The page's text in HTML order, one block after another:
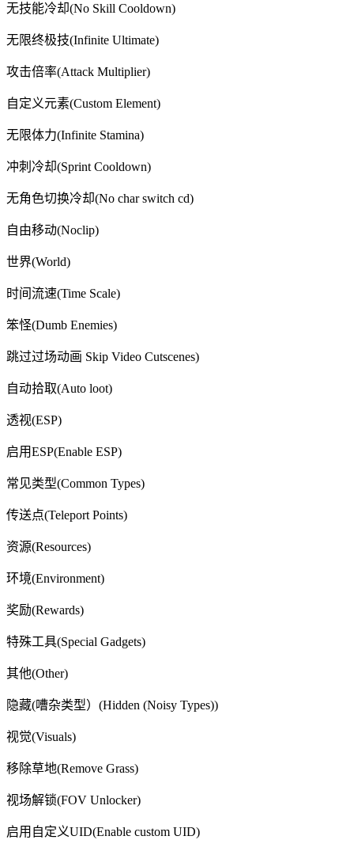
无技能冷却(No Skill Cooldown)
无限终极技(Infinite Ultimate)
攻击倍率(Attack Multiplier)
自定义元素(Custom Element)
无限体力(Infinite Stamina)
冲刺冷却(Sprint Cooldown)
无角色切换冷却(No char switch cd)
自由移动(Noclip)
世界(World)
时间流速(Time Scale)
笨怪(Dumb Enemies)
跳过过场动画 Skip Video Cutscenes)
自动拾取(Auto loot)
透视(ESP)
启用ESP(Enable ESP)
常见类型(Common Types)
传送点(Teleport Points)
资源(Resources)
环境(Environment)
奖励(Rewards)
特殊工具(Special Gadgets)
其他(Other)
隐藏(嘈杂类型）(Hidden (Noisy Types))
视觉(Visuals)
移除草地(Remove Grass)
视场解锁(FOV Unlocker)
启用自定义UID(Enable custom UID)